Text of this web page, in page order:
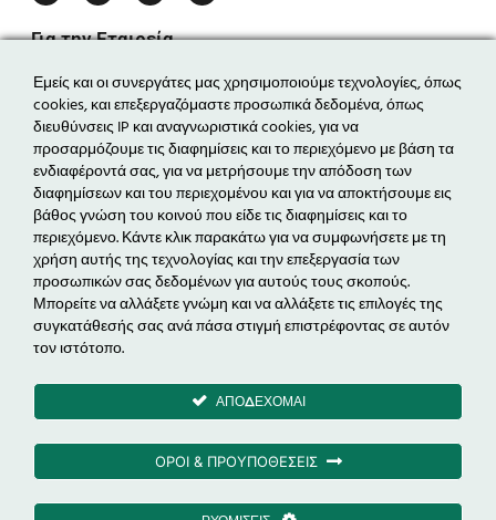
Για την Εταιρεία
Η εταιρεία
Η ομάδα
Τα νέα μας
Επικοινωνία
Δραστηριότητες
Ενεργειακά Έργα
Ηλεκτροκίνηση
Εξοικονόμηση Ενέργειας & EPC
Διαχείριση Ενέργειας
Μέτοχος
Εμείς και οι συνεργάτες μας χρησιμοποιούμε τεχνολογίες, όπως
cookies, και επεξεργαζόμαστε προσωπικά δεδομένα, όπως
διευθύνσεις IP και αναγνωριστικά cookies, για να
προσαρμόζουμε τις διαφημίσεις και το περιεχόμενο με βάση τα
ενδιαφέροντά σας, για να μετρήσουμε την απόδοση των
διαφημίσεων και του περιεχομένου και για να αποκτήσουμε εις
βάθος γνώση του κοινού που είδε τις διαφημίσεις και το
περιεχόμενο. Κάντε κλικ παρακάτω για να συμφωνήσετε με τη
χρήση αυτής της τεχνολογίας και την επεξεργασία των
προσωπικών σας δεδομένων για αυτούς τους σκοπούς.
Μπορείτε να αλλάξετε γνώμη και να αλλάξετε τις επιλογές της
συγκατάθεσής σας ανά πάσα στιγμή επιστρέφοντας σε αυτόν
τον ιστότοπο.
ΑΠΟΔΕΧΟΜΑΙ
ΟΡΟΙ & ΠΡΟΥΠΟΘΕΣΕΙΣ